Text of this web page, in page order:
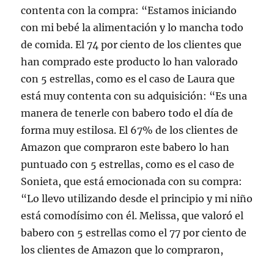
contenta con la compra: “Estamos iniciando
con mi bebé la alimentación y lo mancha todo
de comida. El 74 por ciento de los clientes que
han comprado este producto lo han valorado
con 5 estrellas, como es el caso de Laura que
está muy contenta con su adquisición: “Es una
manera de tenerle con babero todo el día de
forma muy estilosa. El 67% de los clientes de
Amazon que compraron este babero lo han
puntuado con 5 estrellas, como es el caso de
Sonieta, que está emocionada con su compra:
“Lo llevo utilizando desde el principio y mi niño
está comodísimo con él. Melissa, que valoró el
babero con 5 estrellas como el 77 por ciento de
los clientes de Amazon que lo compraron,